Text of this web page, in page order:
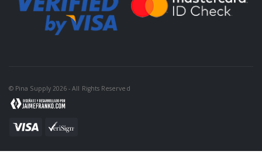
© Pina Supply 2026 - All Rights Reserved